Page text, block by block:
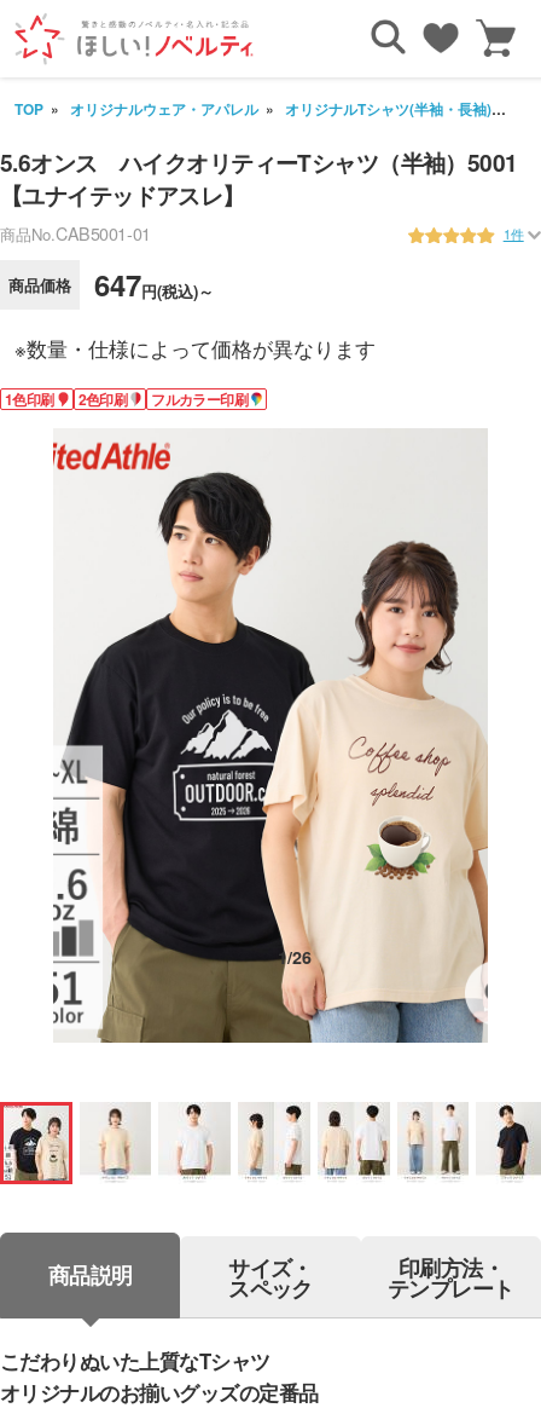
TOP オリジナルウェア・アパレル オリジナルTシャツ(半袖・長袖)
5.6オンス ハイクオリティーTシャツ（半袖）5001
【ユナイテッドアスレ】
商品No.CAB5001-01 1件
商品価格 647円(税込)～
※数量・仕様によって価格が異なります
1色印刷 2色印刷 フルカラー印刷
1/26
商品説明 サイズ・
スペック
印刷方法・
テンプレート
こだわりぬいた上質なTシャツ
オリジナルのお揃いグッズの定番品